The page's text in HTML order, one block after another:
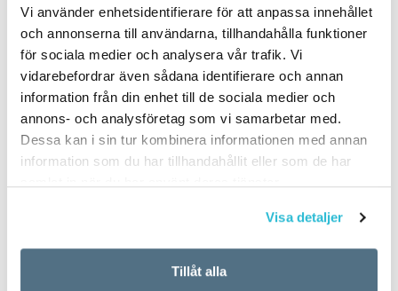
Vi använder enhetsidentifierare för att anpassa innehållet
och annonserna till användarna, tillhandahålla funktioner
för sociala medier och analysera vår trafik. Vi
vidarebefordrar även sådana identifierare och annan
information från din enhet till de sociala medier och
annons- och analysföretag som vi samarbetar med.
Dessa kan i sin tur kombinera informationen med annan
information som du har tillhandahållit eller som de har
Visa detaljer
Tillåt alla
TEXT:ANDERS SVENSSON
PUBLICERAD 2018-06-14
Flickor
Ellen
Saga